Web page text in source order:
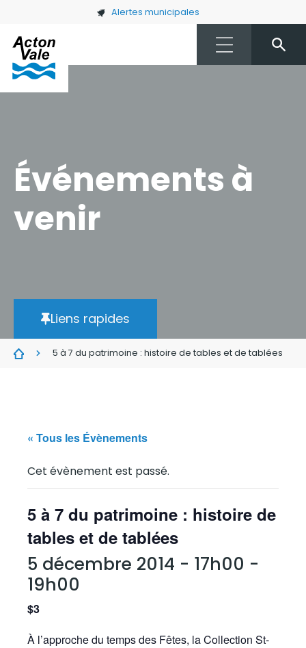
Skip to main content Alertes municipales
Événements à
venir
Liens rapides
5 à 7 du patrimoine : histoire de tables et de tablées
« Tous les Évènements
Cet évènement est passé.
5 à 7 du patrimoine : histoire de
tables et de tablées
5 décembre 2014 - 17h00 -
19h00
$3
À l’approche du temps des Fêtes, la Collection St-